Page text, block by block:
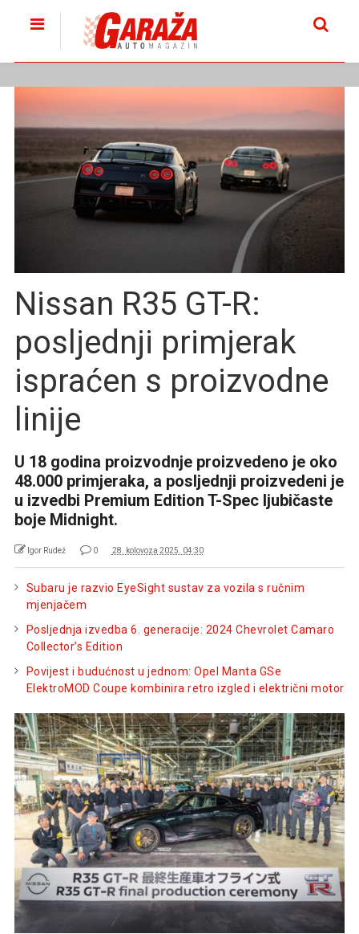
Nissan R35 GT-R:
posljednji primjerak
ispraćen s proizvodne
linije
U 18 godina proizvodnje proizvedeno je oko
48.000 primjeraka, a posljednji proizvedeni je
u izvedbi Premium Edition T-Spec ljubičaste
boje Midnight.
Igor Rudež 0 28. kolovoza 2025. 04:30
Subaru je razvio EyeSight sustav za vozila s ručnim
mjenjačem
Posljednja izvedba 6. generacije: 2024 Chevrolet Camaro
Collector’s Edition
Povijest i budućnost u jednom: Opel Manta GSe
ElektroMOD Coupe kombinira retro izgled i električni motor